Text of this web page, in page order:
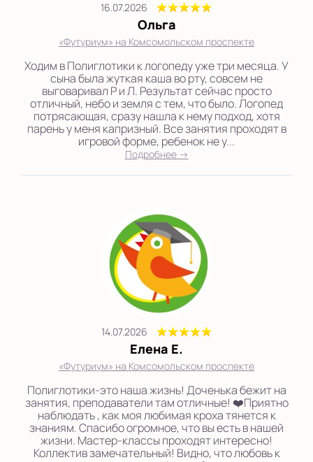
16.07.2026
Ольга
«Футуриум» на Комсомольском проспекте
Ходим в Полиглотики к логопеду уже три месяца. У
сына была жуткая каша во рту, совсем не
выговаривал Р и Л. Результат сейчас просто
отличный, небо и земля с тем, что было. Логопед
потрясающая, сразу нашла к нему подход, хотя
парень у меня капризный. Все занятия проходят в
игровой форме, ребенок не у...
Подробнее →
14.07.2026
Елена Е.
«Футуриум» на Комсомольском проспекте
Полиглотики-это наша жизнь! Доченька бежит на
занятия, преподаватели там отличные! ❤️Приятно
наблюдать , как моя любимая кроха тянется к
знаниям. Спасибо огромное, что вы есть в нашей
жизни. Мастер-классы проходят интересно!
Коллектив замечательный! Видно, что любовь к